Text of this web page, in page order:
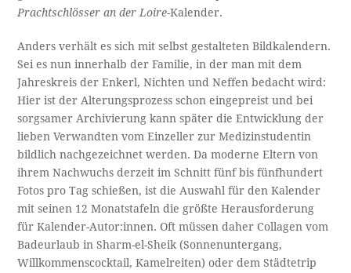
Prachtschlösser an der Loire-Kalender.
Anders verhält es sich mit selbst gestalteten Bildkalendern.
Sei es nun innerhalb der Familie, in der man mit dem
Jahreskreis der Enkerl, Nichten und Neffen bedacht wird:
Hier ist der Alterungsprozess schon eingepreist und bei
sorgsamer Archivierung kann später die Entwicklung der
lieben Verwandten vom Einzeller zur Medizinstudentin
bildlich nachgezeichnet werden. Da moderne Eltern von
ihrem Nachwuchs derzeit im Schnitt fünf bis fünfhundert
Fotos pro Tag schießen, ist die Auswahl für den Kalender
mit seinen 12 Monatstafeln die größte Herausforderung
für Kalender-Autor:innen. Oft müssen daher Collagen vom
Badeurlaub in Sharm-el-Sheik (Sonnenuntergang,
Willkommenscocktail, Kamelreiten) oder dem Städtetrip